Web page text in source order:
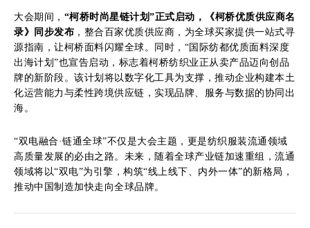
大会期间， “柯桥时尚星链计划”正式启动，《柯桥优质供应商名
录》同步发布 ，整合百家优质供应商，为全球买家提供一站式寻
源指南，让柯桥面料闪耀全球。同时，“国际纺都优质面料深度
出海计划”也宣告启动，标志着柯桥纺织业正从卖产品迈向创品
牌的新阶段。该计划将以数字化工具为支撑，推动企业构建本土
化运营能力与柔性跨境供应链，实现品牌、服务与数据的协同出
海。
“双电融合·链通全球”不仅是大会主题，更是纺织服装流通领域
高质量发展的必由之路。未来，随着全球产业链加速重组，流通
领域将以“双电”为引擎，构筑“线上线下、内外一体”的新格局，
推动中国制造加快走向全球品牌。